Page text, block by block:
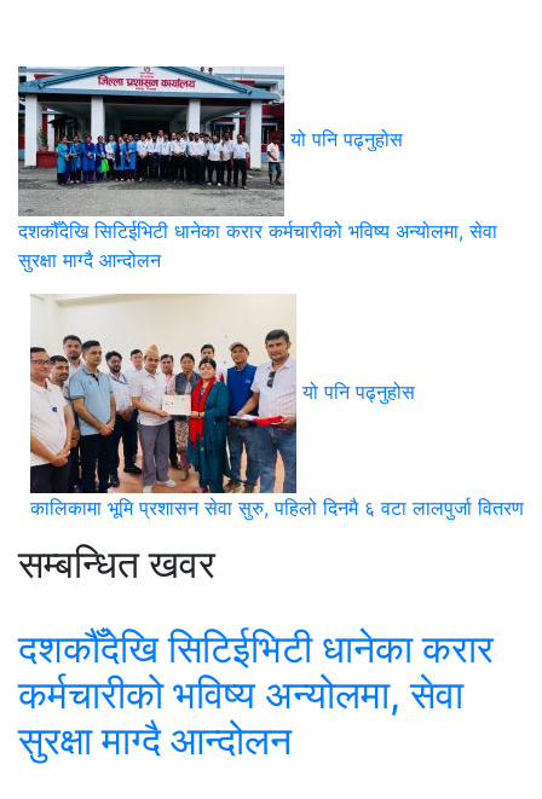
यो पनि पढ्नुहोस
दशकौँदेखि सिटिईभिटी धानेका करार कर्मचारीको भविष्य अन्योलमा, सेवा
सुरक्षा माग्दै आन्दोलन
यो पनि पढ्नुहोस
कालिकामा भूमि प्रशासन सेवा सुरु, पहिलो दिनमै ६ वटा लालपुर्जा वितरण
सम्बन्धित खवर
दशकौँदेखि सिटिईभिटी धानेका करार
कर्मचारीको भविष्य अन्योलमा, सेवा
सुरक्षा माग्दै आन्दोलन